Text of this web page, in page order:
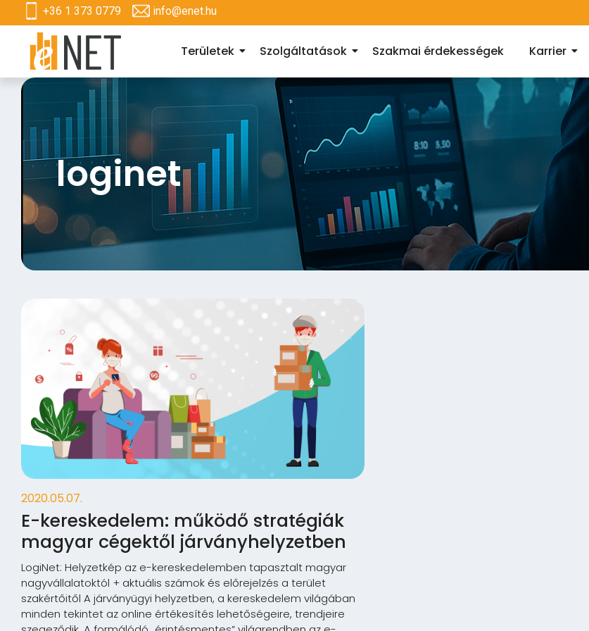
+36 1 373 0779 info@enet.hu
Területek Szolgáltatások Szakmai érdekességek Karrier
loginet
2020.05.07.
E-kereskedelem: működő stratégiák
magyar cégektől járványhelyzetben
LogiNet: Helyzetkép az e-kereskedelemben tapasztalt magyar
nagyvállalatoktól + aktuális számok és előrejelzés a terület
szakértőitől A járványügyi helyzetben, a kereskedelem világában
minden tekintet az online értékesítés lehetőségeire, trendjeire